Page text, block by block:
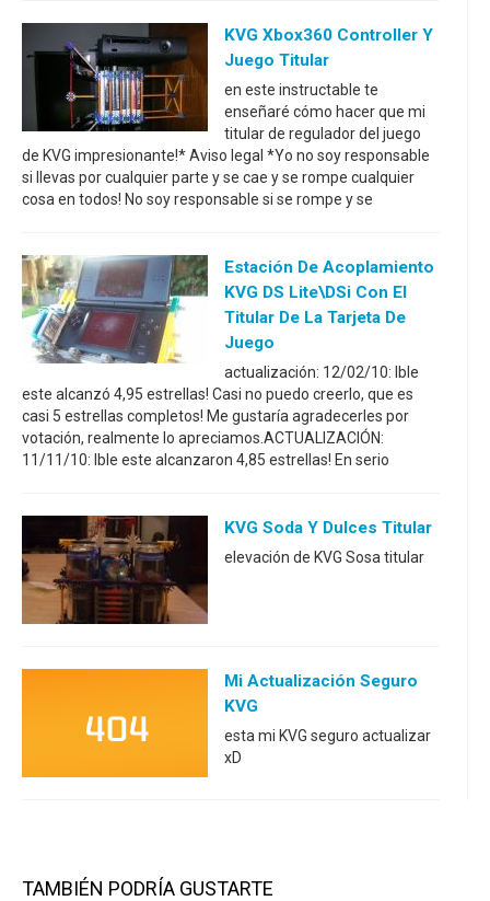
KVG Xbox360 Controller Y
Juego Titular
en este instructable te
enseñaré cómo hacer que mi
titular de regulador del juego
de KVG impresionante!* Aviso legal *Yo no soy responsable
si llevas por cualquier parte y se cae y se rompe cualquier
cosa en todos! No soy responsable si se rompe y se
Estación De Acoplamiento
KVG DS Lite\DSi Con El
Titular De La Tarjeta De
Juego
actualización: 12/02/10: Ible
este alcanzó 4,95 estrellas! Casi no puedo creerlo, que es
casi 5 estrellas completos! Me gustaría agradecerles por
votación, realmente lo apreciamos.ACTUALIZACIÓN:
11/11/10: Ible este alcanzaron 4,85 estrellas! En serio
KVG Soda Y Dulces Titular
elevación de KVG Sosa titular
Mi Actualización Seguro
KVG
esta mi KVG seguro actualizar
xD
TAMBIÉN PODRÍA GUSTARTE